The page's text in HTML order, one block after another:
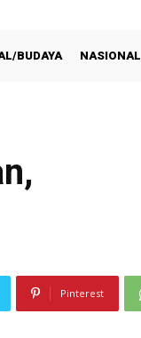
BUDAYA NASIONAL
Pinterest